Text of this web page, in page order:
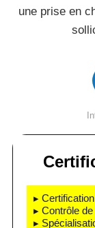
une prise en
▸
▸ Contrôle
▸